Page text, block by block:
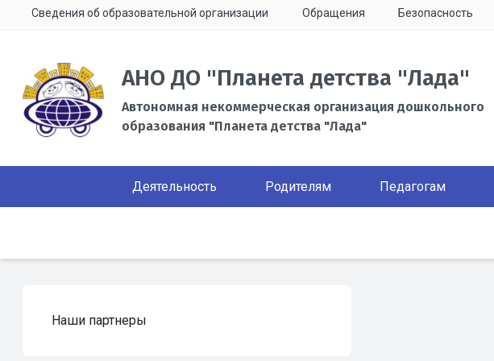
Сведения об образовательной организации Обращения Безопасность
АНО ДО "Планета детства "Лада"
Автономная некоммерческая организация дошкольного
образования "Планета детства "Лада"
Деятельность Родителям Педагогам
Наши партнеры